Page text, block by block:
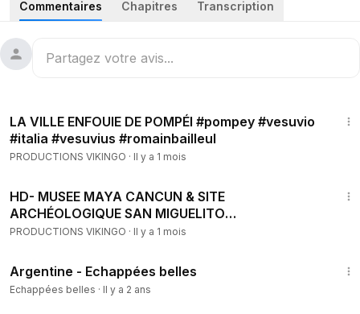
Tabasco, est un incontournable pour les amoureux des
EN—
Tabasco, is a must-see for lovers of green spaces and
Olmec culture.
Video Link: / @lamusiquelibre
Song: Del - Tropical Love (Vlog No Copyright Music)
Video Link:
Commentaires Chapitres Transcription
LA VILLE ENFOUIE DE POMPÉI #pompey #vesuvio
#italia #vesuvius #romainbailleul
PRODUCTIONS VIKINGO · Il y a 1 mois
HD- MUSEE MAYA CANCUN & SITE
ARCHÉOLOGIQUE SAN MIGUELITO
#cancunmexico #yucatan #mayancivilization
PRODUCTIONS VIKINGO · Il y a 1 mois
Argentine - Echappées belles
Echappées belles · Il y a 2 ans